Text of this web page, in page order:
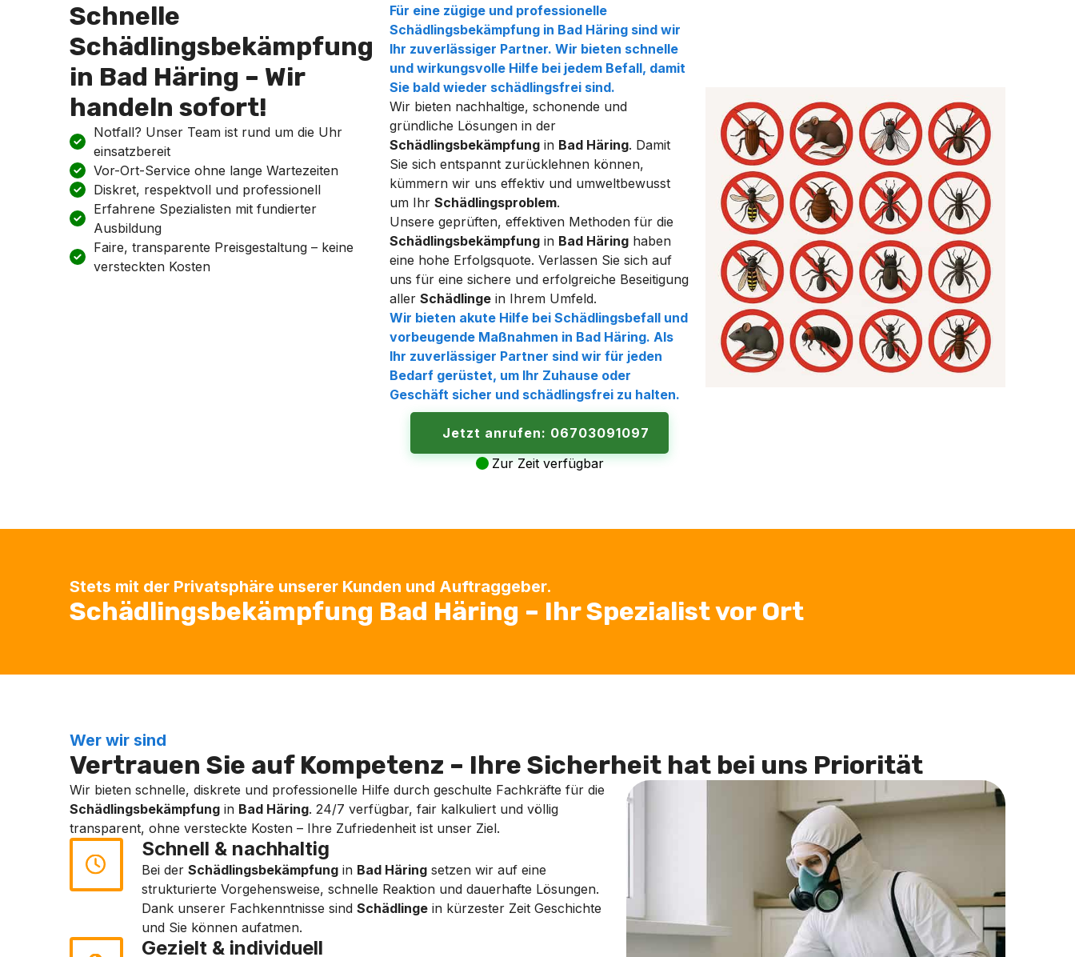
Schnelle
Schädlingsbekämpfung
in Bad Häring – Wir
handeln sofort!
Notfall? Unser Team ist rund um die Uhr
einsatzbereit
Vor-Ort-Service ohne lange Wartezeiten
Diskret, respektvoll und professionell
Erfahrene Spezialisten mit fundierter
Ausbildung
Faire, transparente Preisgestaltung – keine
versteckten Kosten
Für eine zügige und professionelle
Schädlingsbekämpfung in Bad Häring sind wir
Ihr zuverlässiger Partner. Wir bieten schnelle
und wirkungsvolle Hilfe bei jedem Befall, damit
Sie bald wieder schädlingsfrei sind.
Wir bieten nachhaltige, schonende und
gründliche Lösungen in der
Schädlingsbekämpfung in Bad Häring. Damit
Sie sich entspannt zurücklehnen können,
kümmern wir uns effektiv und umweltbewusst
um Ihr Schädlingsproblem.
Unsere geprüften, effektiven Methoden für die
Schädlingsbekämpfung in Bad Häring haben
eine hohe Erfolgsquote. Verlassen Sie sich auf
uns für eine sichere und erfolgreiche Beseitigung
aller Schädlinge in Ihrem Umfeld.
Wir bieten akute Hilfe bei Schädlingsbefall und
vorbeugende Maßnahmen in Bad Häring. Als
Ihr zuverlässiger Partner sind wir für jeden
Bedarf gerüstet, um Ihr Zuhause oder
Geschäft sicher und schädlingsfrei zu halten.
Jetzt anrufen: 06703091097
Zur Zeit verfügbar
Stets mit der Privatsphäre unserer Kunden und Auftraggeber.
Schädlingsbekämpfung Bad Häring – Ihr Spezialist vor Ort
Wer wir sind
Vertrauen Sie auf Kompetenz – Ihre Sicherheit hat bei uns Priorität
Wir bieten schnelle, diskrete und professionelle Hilfe durch geschulte Fachkräfte für die
Schädlingsbekämpfung in Bad Häring. 24/7 verfügbar, fair kalkuliert und völlig
transparent, ohne versteckte Kosten – Ihre Zufriedenheit ist unser Ziel.
Schnell & nachhaltig
Bei der Schädlingsbekämpfung in Bad Häring setzen wir auf eine
strukturierte Vorgehensweise, schnelle Reaktion und dauerhafte Lösungen.
Dank unserer Fachkenntnisse sind Schädlinge in kürzester Zeit Geschichte
und Sie können aufatmen.
Gezielt & individuell